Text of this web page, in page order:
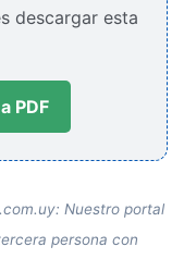
descargar esta
PDF
Nuestro portal
persona con